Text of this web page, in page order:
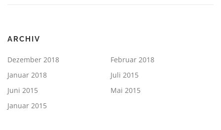
ARCHIV
Dezember 2018
Februar 2018
Januar 2018
Juli 2015
Juni 2015
Mai 2015
Januar 2015